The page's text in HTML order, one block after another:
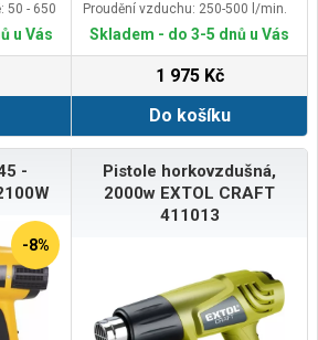
50 - 650
u Vás
Proudění vzduchu: 250-500 l/min.
Elektronika: Ano.
Skladem - do 3-5 dnů u Vás
1 975 Kč
Do košíku
-
-8%
Pistole horkovzdušná,
2000w EXTOL CRAFT
411013